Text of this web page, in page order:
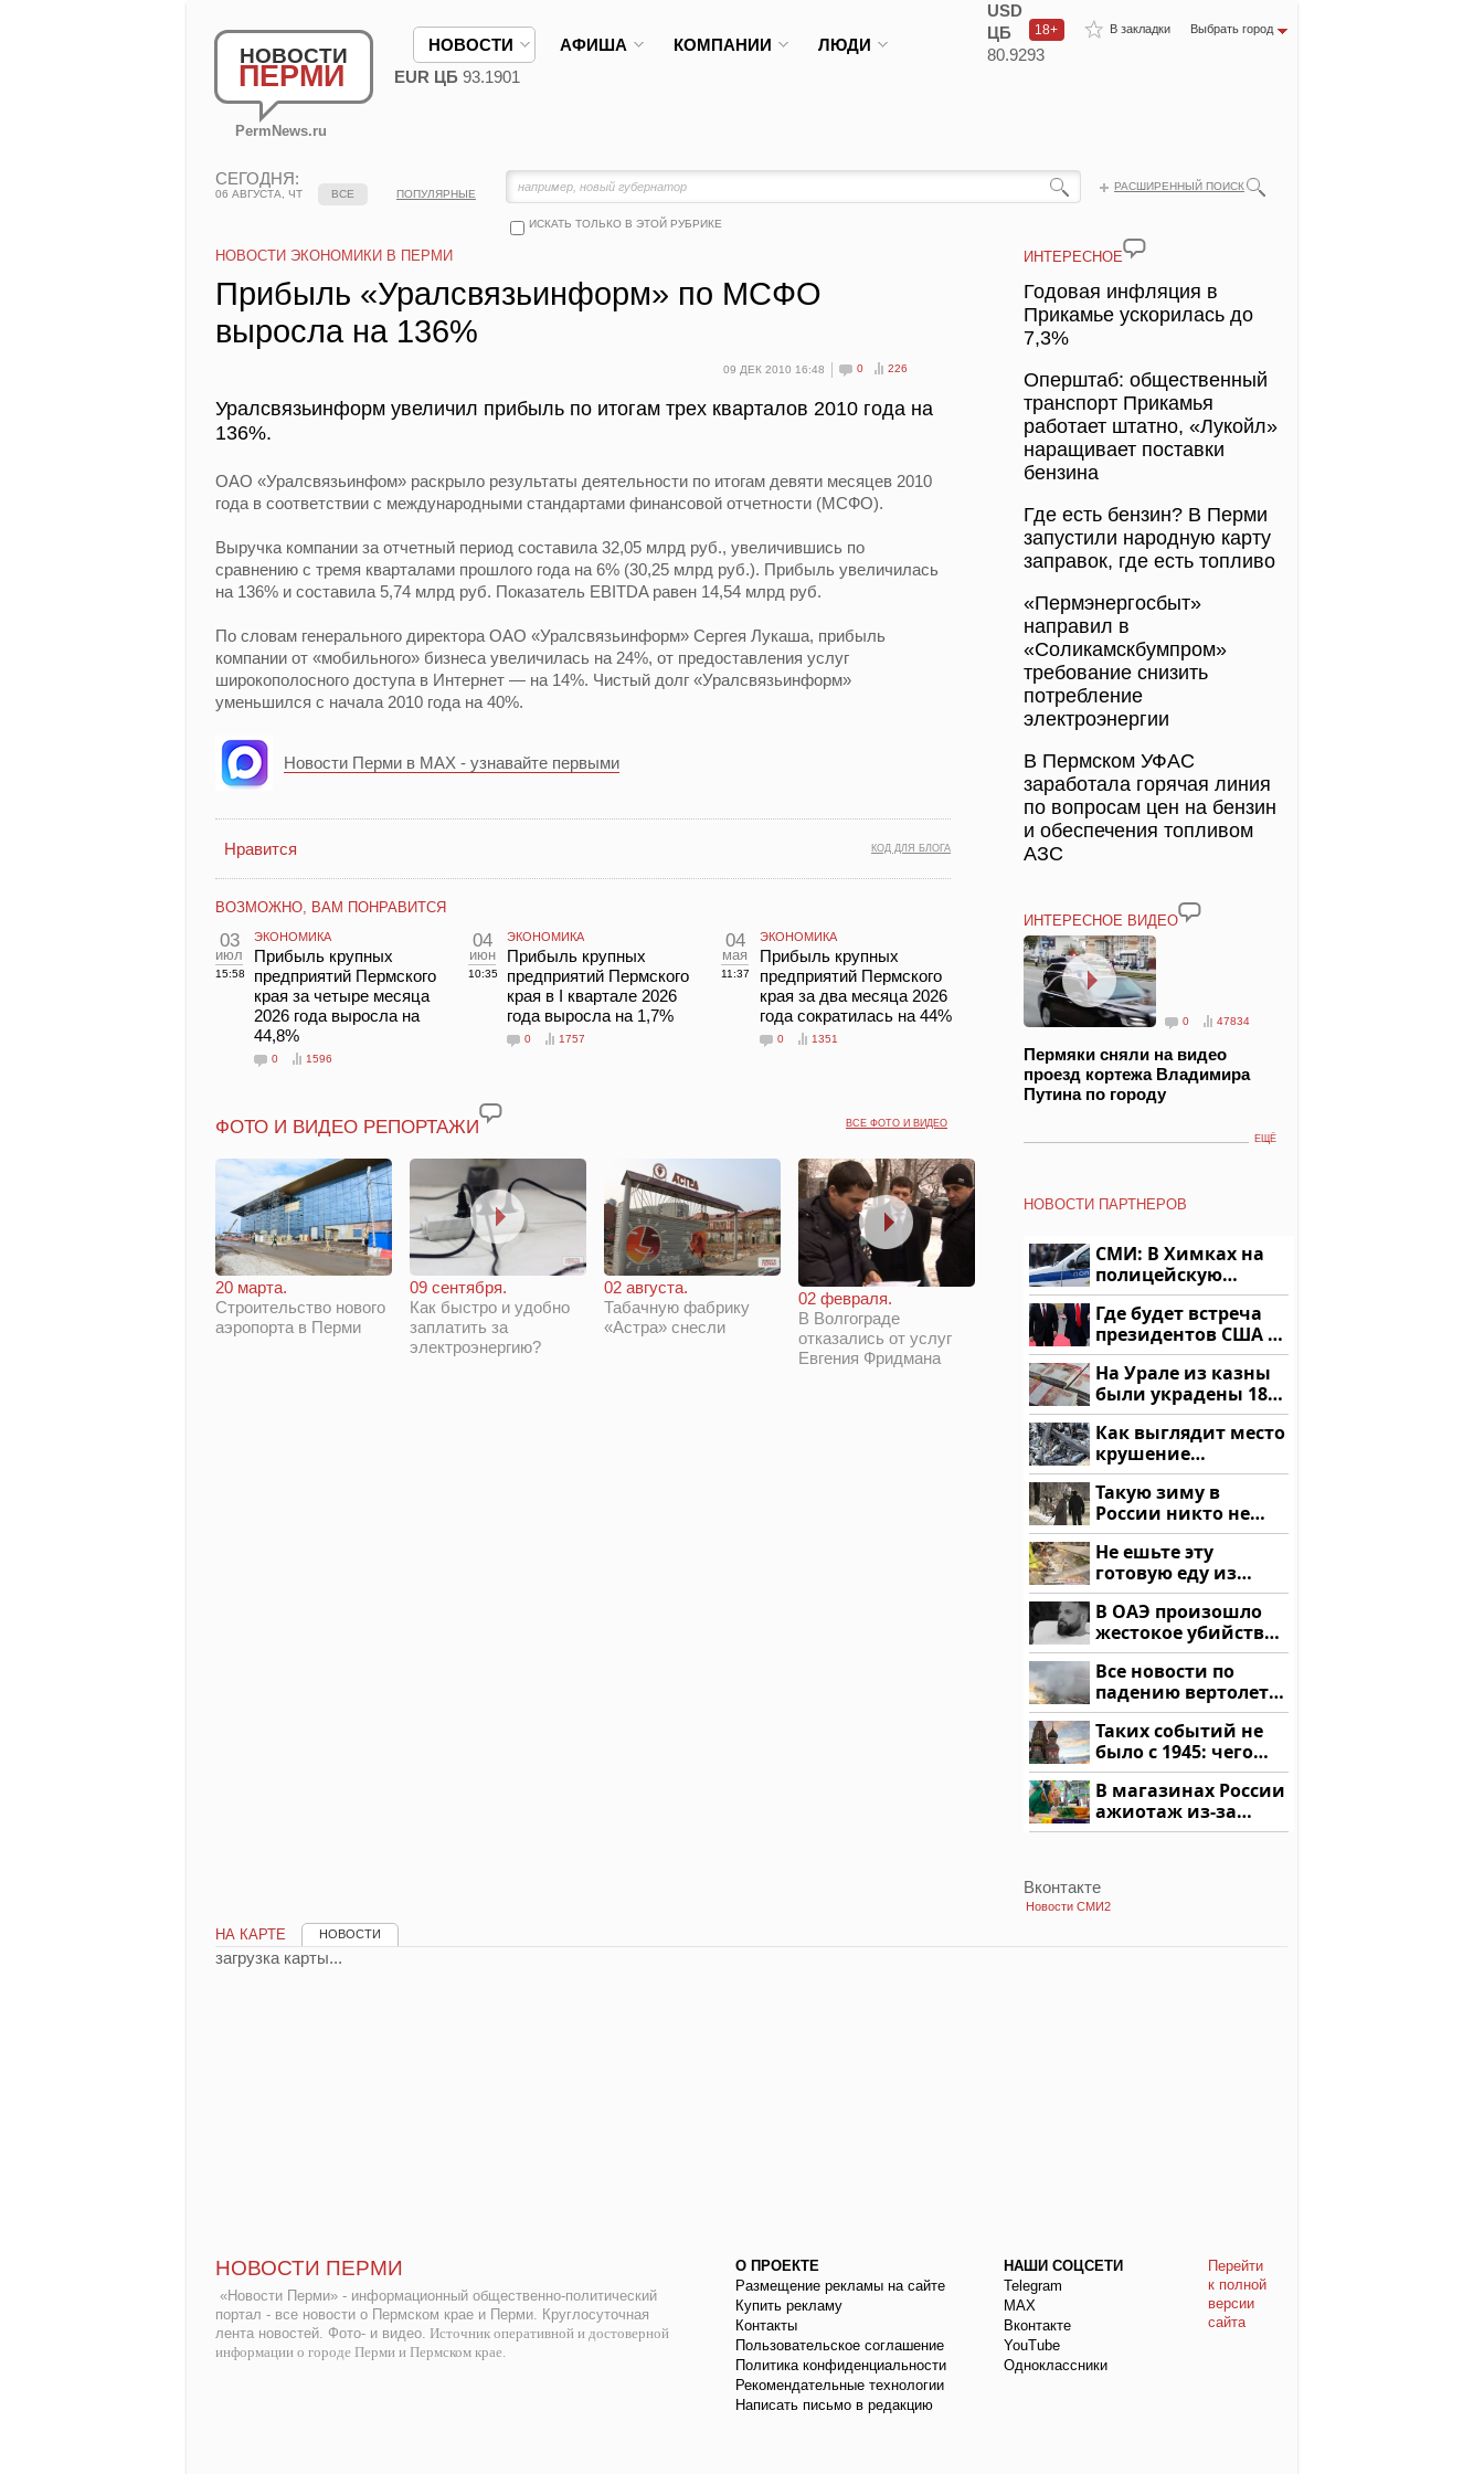
НОВОСТИ
ПЕРМИ
PermNews.ru
В закладки Выбрать город
18+
НОВОСТИ АФИША КОМПАНИИ ЛЮДИ
USD
ЦБ
80.9293
EUR ЦБ 93.1901
СЕГОДНЯ:
06 АВГУСТА, ЧТ
РАСШИРЕННЫЙ ПОИСК
ИСКАТЬ ТОЛЬКО В ЭТОЙ РУБРИКЕ
ВСЕ ПОПУЛЯРНЫЕ
НОВОСТИ ЭКОНОМИКИ В ПЕРМИ
Прибыль «Уралсвязьинформ» по МСФО
выросла на 136%
09 ДЕК 2010 16:48 0 226
Уралсвязьинформ увеличил прибыль по итогам трех кварталов 2010 года на
136%.
ОАО «Уралсвязьинфом» раскрыло результаты деятельности по итогам девяти месяцев 2010
года в соответствии с международными стандартами финансовой отчетности (МСФО).
Выручка компании за отчетный период составила 32,05 млрд руб., увеличившись по
сравнению с тремя кварталами прошлого года на 6% (30,25 млрд руб.). Прибыль увеличилась
на 136% и составила 5,74 млрд руб. Показатель EBITDA равен 14,54 млрд руб.
По словам генерального директора ОАО «Уралсвязьинформ» Сергея Лукаша, прибыль
компании от «мобильного» бизнеса увеличилась на 24%, от предоставления услуг
широкополосного доступа в Интернет — на 14%. Чистый долг «Уралсвязьинформ»
уменьшился с начала 2010 года на 40%.
Новости Перми в MAX - узнавайте первыми
КОД ДЛЯ БЛОГА
Нравится
ВОЗМОЖНО, ВАМ ПОНРАВИТСЯ
03
июл
15:58
ЭКОНОМИКА
Прибыль крупных
предприятий Пермского
края за четыре месяца
2026 года выросла на
44,8%
0 1596
04
июн
10:35
ЭКОНОМИКА
Прибыль крупных
предприятий Пермского
края в I квартале 2026
года выросла на 1,7%
0 1757
04
мая
11:37
ЭКОНОМИКА
Прибыль крупных
предприятий Пермского
края за два месяца 2026
года сократилась на 44%
0 1351
ВСЕ ФОТО И ВИДЕО
ФОТО И ВИДЕО РЕПОРТАЖИ
20 марта.
Строительство нового
аэропорта в Перми
09 сентября.
Как быстро и удобно
заплатить за
электроэнергию?
02 августа.
Табачную фабрику
«Астра» снесли
02 февраля.
В Волгограде
отказались от услуг
Евгения Фридмана
ИНТЕРЕСНОЕ
Годовая инфляция в
Прикамье ускорилась до
7,3%
Оперштаб: общественный
транспорт Прикамья
работает штатно, «Лукойл»
наращивает поставки
бензина
Где есть бензин? В Перми
запустили народную карту
заправок, где есть топливо
«Пермэнергосбыт»
направил в
«Соликамскбумпром»
требование снизить
потребление
электроэнергии
В Пермском УФАС
заработала горячая линия
по вопросам цен на бензин
и обеспечения топливом
АЗС
ИНТЕРЕСНОЕ ВИДЕО
0 47834
Пермяки сняли на видео
проезд кортежа Владимира
Путина по городу
ЕЩЁ
НОВОСТИ ПАРТНЕРОВ
СМИ: В Химках на
полицейскую
машину напали и
подожгли.
Где будет встреча
президентов США и
России: Европа?
На Урале из казны
были украдены 18
миллионов рублей
Как выглядит место
крушение
вертолета на
Кавказе: смотреть
Такую зиму в
России никто не
ждал: как так?!
Не ешьте эту
готовую еду из
магазина: список
В ОАЭ произошло
жестокое убийство
криптомиллионера
Все новости по
падению вертолета
на Кавказе: читать
здесь
Таких событий не
было с 1945: чего
ждать всем нам?
В магазинах России
ажиотаж из-за
этого продукта: что
Вконтакте
Новости СМИ2
НА КАРТЕ НОВОСТИ
загрузка карты...
НОВОСТИ ПЕРМИ
«Новости Перми» - информационный общественно-политический
портал - все новости о Пермском крае и Перми. Круглосуточная
лента новостей. Фото- и видео. Источник оперативной и достоверной
информации о городе Перми и Пермском крае.
О ПРОЕКТЕ
Размещение рекламы на сайте
Купить рекламу
Контакты
Пользовательское соглашение
Политика конфиденциальности
Рекомендательные технологии
Написать письмо в редакцию
НАШИ СОЦСЕТИ
Telegram
МАХ
Вконтакте
YouTube
Одноклассники
Перейти
к полной
версии
сайта